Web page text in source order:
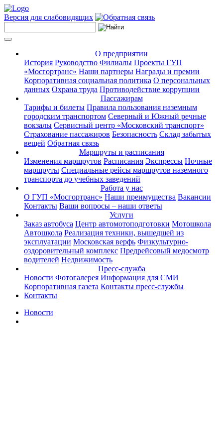
Версия для слабовидящих
О предприятии
История Руководство Филиалы Проекты ГУП
«Мосгортранс» Наши партнеры Награды и премии
Корпоративная социальная политика О персональных
данных Охрана труда Противодействие коррупции
Пассажирам
Тарифы и билеты Правила пользования наземным
городским транспортом Северный и Южный речные
вокзалы Сервисный центр «Московский транспорт»
Страхование пассажиров Безопасность Склад забытых
вещей Обратная связь
Маршруты и расписания
Изменения маршрутов Расписания Экспрессы Ночные
маршруты Специальные рейсы маршрутов наземного
транспорта до учебных заведений
Работа у нас
О ГУП «Мосгортранс» Наши преимущества Вакансии
Контакты Ваши вопросы – наши ответы
Услуги
Заказ автобуса Центр автомотоподготовки Мотошкола
Автошкола Реализация техники, вышедшей из
эксплуатации Московская верфь Физкультурно-
оздоровительный комплекс Предрейсовый медосмотр
водителей Недвижимость
Пресс-служба
Новости Фотогалерея Информация для СМИ
Корпоративная газета Контакты пресс-службы
Контакты
Новости